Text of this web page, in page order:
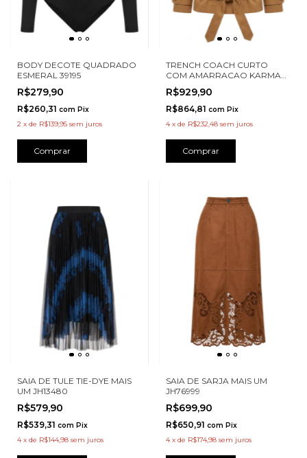
BODY DECOTE QUADRADO
ESMERAL 39195
R$279,90
R$260,31 com Pix
2 x de R$139,95 sem juros
Comprar
TRENCH COACH CURTO
COM AMARRACAO KARMANI
A00008
R$929,90
R$864,81 com Pix
4 x de R$232,48 sem juros
Comprar
SAIA DE TULE TIE-DYE MAIS
UM JH13480
R$579,90
R$539,31 com Pix
4 x de R$144,98 sem juros
SAIA DE SARJA MAIS UM
JH76999
R$699,90
R$650,91 com Pix
4 x de R$174,98 sem juros